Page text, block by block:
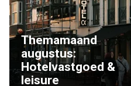
Themamaand
augustus:
Hotelvastgoed &
leisure